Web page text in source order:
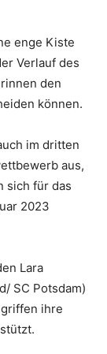
enge Kiste
Verlauf des
den
können.
im dritten
aus,
sich für das
2023
Lara
SC Potsdam)
ihre